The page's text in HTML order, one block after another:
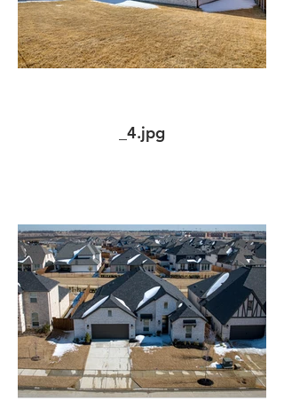
_4.jpg